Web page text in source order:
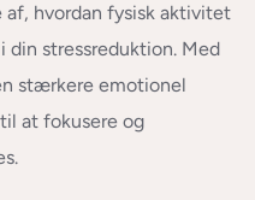
af, hvordan fysisk aktivitet
din stressreduktion. Med
stærkere emotionel
at fokusere og